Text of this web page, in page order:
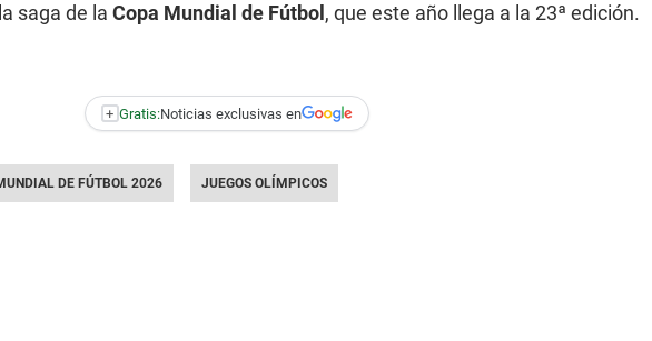
saga de la Copa Mundial de Fútbol , que este año llega a la 23ª edición.
+ Gratis:Noticias exclusivas en
DE FÚTBOL 2026 JUEGOS OLÍMPICOS